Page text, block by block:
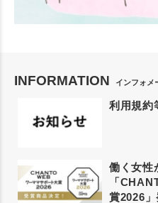
INFORMATION インフォメ
利用規約
働く女性
「
賞2026」